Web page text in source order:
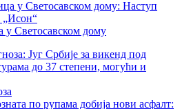
у Светосавском дому